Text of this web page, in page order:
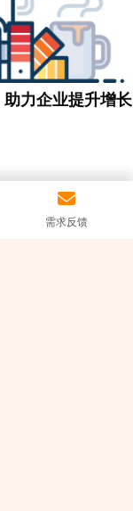
力企业提升增长
需求反馈